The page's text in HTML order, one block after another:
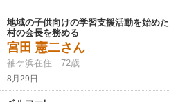
地域の子供向けの学習支援活動を始め
村の会長を務める
宮田 憲二さん
袖ケ浜在住 72歳
8月29日